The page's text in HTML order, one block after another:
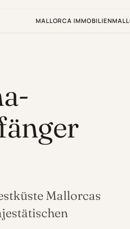
MALLORCA IMMOBILIEN
Mallorcas